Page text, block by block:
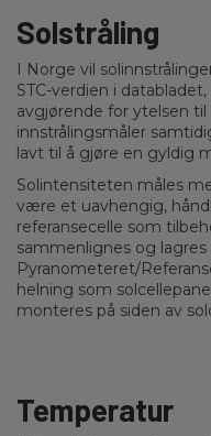
Solstråling
I Norge vil
STC-verdien i
avgjørende for ytelsen
innstrålingsmåler
lavt til å gjøre en gyldig
Solintensiteten måles
være et uavhengig,
referansecelle som
sammenlignes og
Pyranometeret/
helning som
monteres på siden av
Temperatur